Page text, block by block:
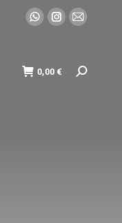
0,00 €